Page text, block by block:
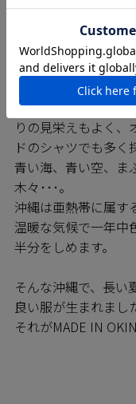
MAJUNシャツは日
ハン繊維の熟練の
寧に縫われていま
ち早く「※巻き伏せ
MAJUNシャツは高
※巻き伏せ本縫い・
りの見栄えもよく
ドのシャツでも多く
青い海、青い空、ま
木々･･･。
沖縄は亜熱帯に属す
温暖な気候で一年中
半分をしめます。
そんな沖縄で、長い
良い服が生まれまし
それがMADE IN